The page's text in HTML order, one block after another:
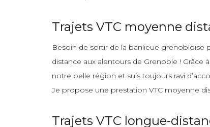
Trajets VTC moyenne
Besoin de sortir de la banlieue grenobloise
distance aux alentours de Grenoble !
notre belle région et suis toujours ravi
Je propose une prestation VTC moyenne
Trajets VTC longue-